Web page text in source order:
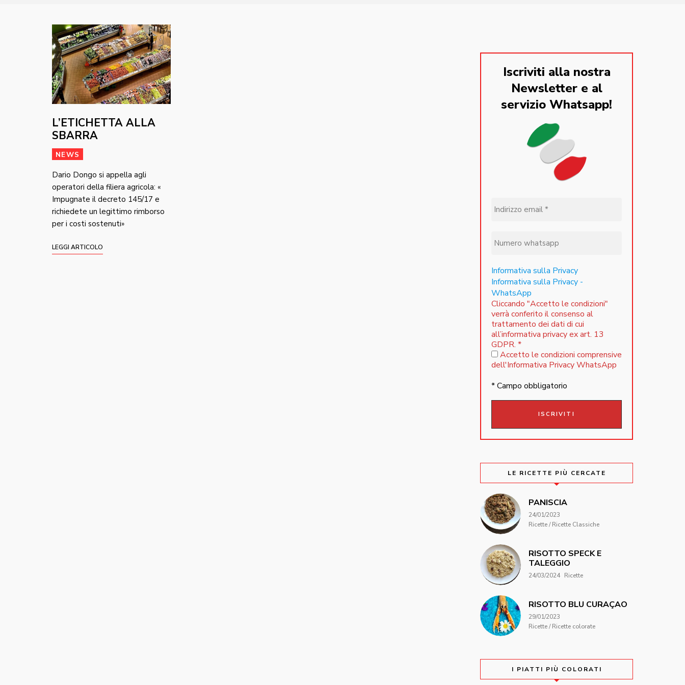
L’ETICHETTA ALLA
SBARRA
NEWS
Dario Dongo si appella agli
operatori della filiera agricola: «
Impugnate il decreto 145/17 e
richiedete un legittimo rimborso
per i costi sostenuti»
LEGGI ARTICOLO
Iscriviti alla nostra
Newsletter e al
servizio Whatsapp!
Informativa sulla Privacy
Informativa sulla Privacy -
WhatsApp
Cliccando "Accetto le condizioni"
verrà conferito il consenso al
trattamento dei dati di cui
all’informativa privacy ex art. 13
GDPR. *
Accetto le condizioni comprensive
dell'Informativa Privacy WhatsApp
* Campo obbligatorio
LE RICETTE PIÙ CERCATE
PANISCIA
24/01/2023
Ricette / Ricette Classiche
RISOTTO SPECK E
TALEGGIO
24/03/2024 Ricette
RISOTTO BLU CURAÇAO
29/01/2023
Ricette / Ricette colorate
I PIATTI PIÙ COLORATI